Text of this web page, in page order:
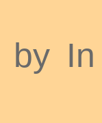
by In